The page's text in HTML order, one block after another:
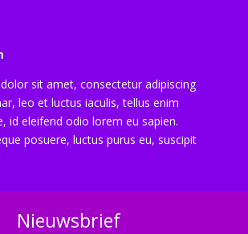
sit amet, consectetur adipiscing
leo et luctus iaculis, tellus enim
id eleifend odio lorem eu sapien.
posuere, luctus purus eu, suscipit
Nieuwsbrief